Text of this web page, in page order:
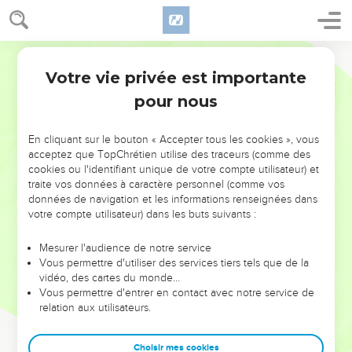
NE MANQUEZ PAS L’ÉVÉNEMENT
DE L’ANNÉE !
ET SI LEURS ERREURS POUVAIENT VOUS ÉVITER LES
VOTRES ?
leur foi ou leur vision. Mais on voit moins les doutes, les erreurs
et les saisons difficiles qu'ils ont traversés, alors même que ce
sont elles qui les ont façonnés.
Dans cette conférence, leaders, entrepreneurs, et responsables
clés pour avancer avec plus de sagesse afin que leurs erreurs
Votre vie privée est importante
pour nous
En cliquant sur le bouton « Accepter tous les cookies », vous
acceptez que TopChrétien utilise des traceurs (comme des
cookies ou l'identifiant unique de votre compte utilisateur) et
traite vos données à caractère personnel (comme vos
données de navigation et les informations renseignées dans
votre compte utilisateur) dans les buts suivants :
Mesurer l'audience de notre service
Vous permettre d'utiliser des services tiers tels que de la
vidéo, des cartes du monde…
Vous permettre d'entrer en contact avec notre service de
relation aux utilisateurs.
Choisir mes cookies